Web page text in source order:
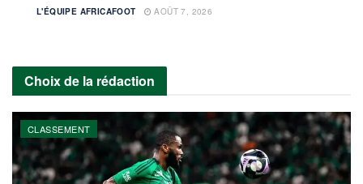
L'ÉQUIPE AFRICAFOOT AOÛT 7, 2026
Choix de la rédaction
CLASSEMENT